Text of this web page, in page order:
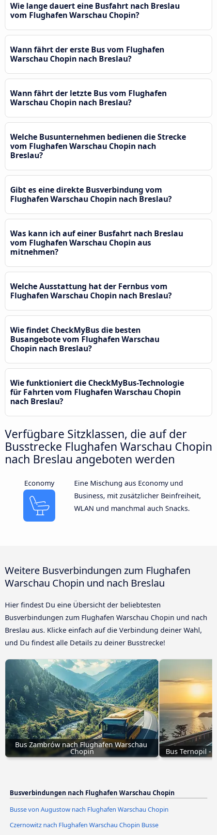
Wie lange dauert eine Busfahrt nach Breslau
vom Flughafen Warschau Chopin?
Wann fährt der erste Bus vom Flughafen
Warschau Chopin nach Breslau?
Wann fährt der letzte Bus vom Flughafen
Warschau Chopin nach Breslau?
Welche Busunternehmen bedienen die Strecke
vom Flughafen Warschau Chopin nach
Breslau?
Gibt es eine direkte Busverbindung vom
Flughafen Warschau Chopin nach Breslau?
Was kann ich auf einer Busfahrt nach Breslau
vom Flughafen Warschau Chopin aus
mitnehmen?
Welche Ausstattung hat der Fernbus vom
Flughafen Warschau Chopin nach Breslau?
Wie findet CheckMyBus die besten
Busangebote vom Flughafen Warschau
Chopin nach Breslau?
Wie funktioniert die CheckMyBus-Technologie
für Fahrten vom Flughafen Warschau Chopin
nach Breslau?
Verfügbare Sitzklassen, die auf der
Busstrecke Flughafen Warschau Chopin
nach Breslau angeboten werden
Economy
Eine Mischung aus Economy und
Business, mit zusätzlicher Beinfreiheit,
WLAN und manchmal auch Snacks.
Weitere Busverbindungen zum Flughafen
Warschau Chopin und nach Breslau
Hier findest Du eine Übersicht der beliebtesten
Busverbindungen zum Flughafen Warschau Chopin und nach
Breslau aus. Klicke einfach auf die Verbindung deiner Wahl,
und Du findest alle Details zu deiner Busstrecke!
Bus Zambrów nach Flughafen Warschau
Chopin Bus Ternopil -
Busverbindungen nach Flughafen Warschau Chopin
Busse von Augustow nach Flughafen Warschau Chopin
Czernowitz nach Flughafen Warschau Chopin Busse